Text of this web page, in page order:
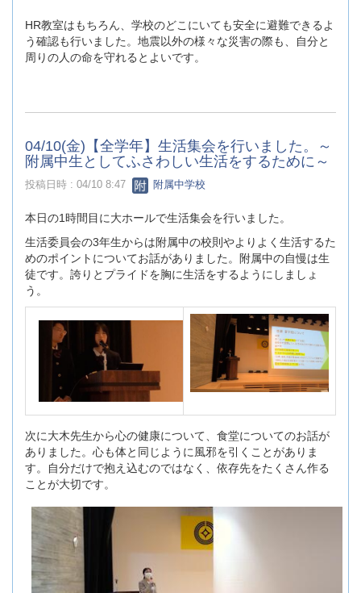
HR教室はもちろん、学校のどこにいても安全に避難できるよ
う確認も行いました。地震以外の様々な災害の際も、自分と
周りの人の命を守れるとよいです。
04/10(金)【全学年】生活集会を行いました。～
附属中生としてふさわしい生活をするために～
投稿日時 : 04/10 8:47 附属中学校
本日の1時間目に大ホールで生活集会を行いました。
生活委員会の3年生からは附属中の校則やよりよく生活するた
めのポイントについてお話がありました。附属中の自慢は生
徒です。誇りとプライドを胸に生活をするようにしましょ
う。
次に大木先生から心の健康について、食堂についてのお話が
ありました。心も体と同じように風邪を引くことがありま
す。自分だけで抱え込むのではなく、依存先をたくさん作る
ことが大切です。